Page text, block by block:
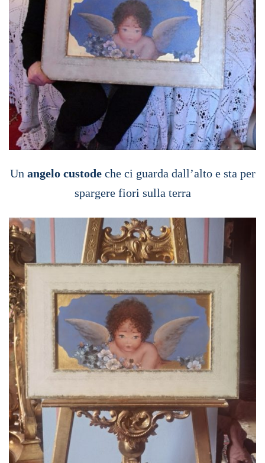
Un angelo custodeche ci guarda dall’alto e sta per
spargere fiori sulla terra